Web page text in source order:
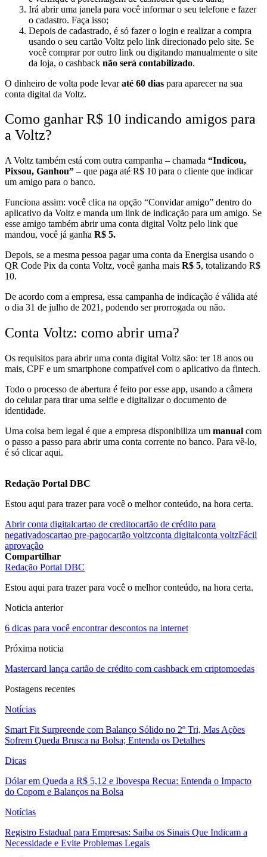
Irá abrir uma janela para você informar o seu telefone e fazer
o cadastro. Faça isso;
Depois de cadastrado, é só fazer o login e realizar a compra
usando o seu cartão Voltz pelo link direcionado pelo site. Se
você comprar por outro link ou digitando manualmente o site
da loja, o cashback não será contabilizado.
O dinheiro de volta pode levaraté 60 dias para aparecer na sua
conta digital da Voltz.
Como ganhar R$ 10 indicando amigos para
a Voltz?
A Voltz também está com outra campanha – chamada “Indicou,
Pixsou, Ganhou” – que paga até R$ 10 para o cliente que indicar
um amigo para o banco.
Funciona assim: você clica na opção “Convidar amigo” dentro do
aplicativo da Voltz e manda um link de indicação para um amigo. Se
esse amigo também abrir uma conta digital Voltz pelo link que
mandou, você já ganha R$ 5.
Depois, se a mesma pessoa pagar uma conta da Energisa usando o
QR Code Pix da conta Voltz, você ganha mais R$ 5, totalizando R$
10.
De acordo com a empresa, essa campanha de indicação é válida até
o dia 31 de julho de 2021, podendo ser prorrogada ou não.
Conta Voltz: como abrir uma?
Os requisitos para abrir uma conta digital Voltz são: ter 18 anos ou
mais, CPF e um smartphone compatível com o aplicativo da fintech.
Todo o processo de abertura é feito por esse app, usando a câmera
do celular para tirar uma selfie e digitalizar o documento de
identidade.
Uma coisa bem legal é que a empresa disponibiliza um manual com
o passo a passo para abrir uma conta corrente no banco. Para vê-lo,
é só clicar aqui.
Redação Portal DBC
Estou aqui para trazer para você o melhor conteúdo, na hora certa.
Abrir conta digitalcartao de creditocartão de crédito para
negativadoscartao pre-pagocartão voltzconta digitalconta voltzFácil
aprovação
Compartilhar
Redação Portal DBC
Estou aqui para trazer para você o melhor conteúdo, na hora certa.
Noticia anterior
6 dicas para você encontrar descontos na internet
Próxima noticia
Mastercard lança cartão de crédito com cashback em criptomoedas
Postagens recentes
Notícias
Smart Fit Surpreende com Balanço Sólido no 2º Tri, Mas Ações
Sofrem Queda Brusca na Bolsa; Entenda os Detalhes
Dicas
Dólar em Queda a R$ 5,12 e Ibovespa Recua: Entenda o Impacto
do Copom e Balanços na Bolsa
Notícias
Registro Estadual para Empresas: Saiba os Sinais Que Indicam a
Necessidade e Evite Problemas Legais